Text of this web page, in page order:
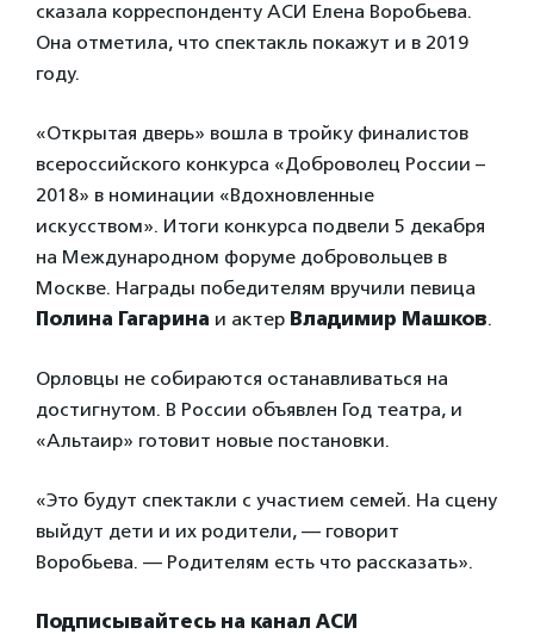
сказала корреспонденту АСИ Елена Воробьева.
Она отметила, что спектакль покажут и в 2019
году.
«Открытая дверь» вошла в тройку финалистов
всероссийского конкурса «Доброволец России –
2018» в номинации «Вдохновленные
искусством». Итоги конкурса подвели 5 декабря
на Международном форуме добровольцев в
Москве. Награды победителям вручили певица
Полина Гагарина и актер Владимир Машков.
Орловцы не собираются останавливаться на
достигнутом. В России объявлен Год театра, и
«Альтаир» готовит новые постановки.
«Это будут спектакли с участием семей. На сцену
выйдут дети и их родители, — говорит
Воробьева. — Родителям есть что рассказать».
Подписывайтесь на канал АСИ